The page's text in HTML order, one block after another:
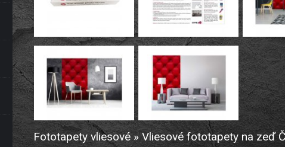
Fototapety vliesové » Vliesové fototapety na zeď